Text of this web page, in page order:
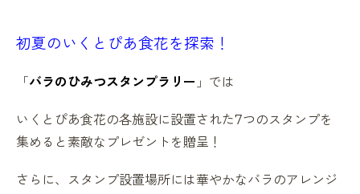
初夏のいくとぴあ食花を探索！
「バラのひみつスタンプラリー 」では
いくとぴあ食花の各施設に設置された7つのスタンプを
集めると素敵なプレゼントを贈呈！
さらに、スタンプ設置場所には華やかなバラのアレンジ